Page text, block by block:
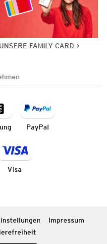
UNSERE FAMILY CARD
PayPal
Visa
Impressum